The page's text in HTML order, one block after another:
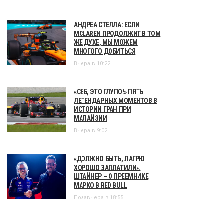
АНДРЕА СТЕЛЛА: ЕСЛИ
MCLAREN ПРОДОЛЖИТ В ТОМ
ЖЕ ДУХЕ, МЫ МОЖЕМ
МНОГОГО ДОБИТЬСЯ
Вчера в 10:22
«СЕБ, ЭТО ГЛУПО!» ПЯТЬ
ЛЕГЕНДАРНЫХ МОМЕНТОВ В
ИСТОРИИ ГРАН ПРИ
МАЛАЙЗИИ
Вчера в 9:02
«ДОЛЖНО БЫТЬ, ЛАГРЮ
ХОРОШО ЗАПЛАТИЛИ».
ШТАЙНЕР – О ПРЕЕМНИКЕ
МАРКО В RED BULL
Позавчера в 18:55